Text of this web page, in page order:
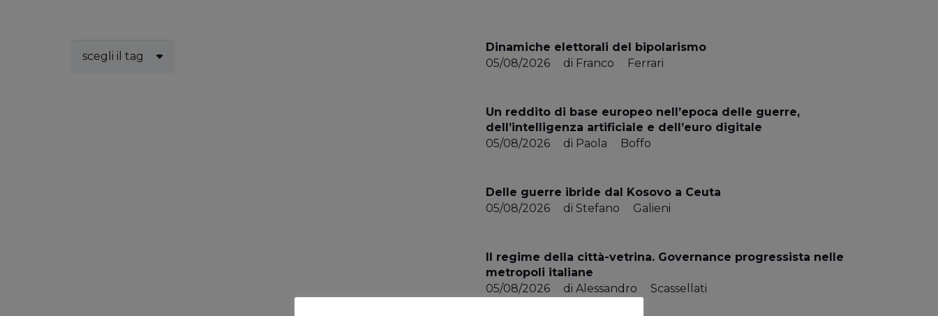
scegli il tag
Dinamiche elettorali del bipolarismo
05/08/2026
di Franco Ferrari
Un reddito di base europeo nell’epoca delle guerre,
dell’intelligenza artificiale e dell’euro digitale
05/08/2026
di Paola Boffo
Delle guerre ibride dal Kosovo a Ceuta
05/08/2026
diStefano Galieni
Il regime della città-vetrina. Governance progressista nelle
metropoli italiane
05/08/2026
diAlessandro Scassellati